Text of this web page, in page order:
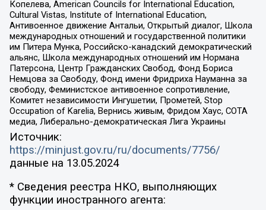
Копелева, American Councils for International Education,
Cultural Vistas, Institute of International Education,
Антивоенное движение Антальи, Открытый диалог, Школа
международных отношений и государственной политики
им Питера Мунка, Российско-канадский демократический
альянс, Школа международных отношений им Нормана
Патерсона, Центр Гражданских Свобод, Фонд Бориса
Немцова за Свободу, Фонд имени Фридриха Науманна за
свободу, Феминистское антивоенное сопротивление,
Комитет независимости Ингушетии, Прометей, Stop
Occupation of Karelia, Вернись живым, Фридом Хаус, СОТА
медиа, Либерально-демократическая Лига Украины
Источник:
https://minjust.gov.ru/ru/documents/7756/
данные на 13.05.2024
* Сведения реестра НКО, выполняющих
функции иностранного агента: